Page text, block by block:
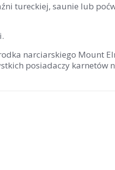
tureckiej, saunie lub
narciarskiego Mount
posiadaczy karnetów